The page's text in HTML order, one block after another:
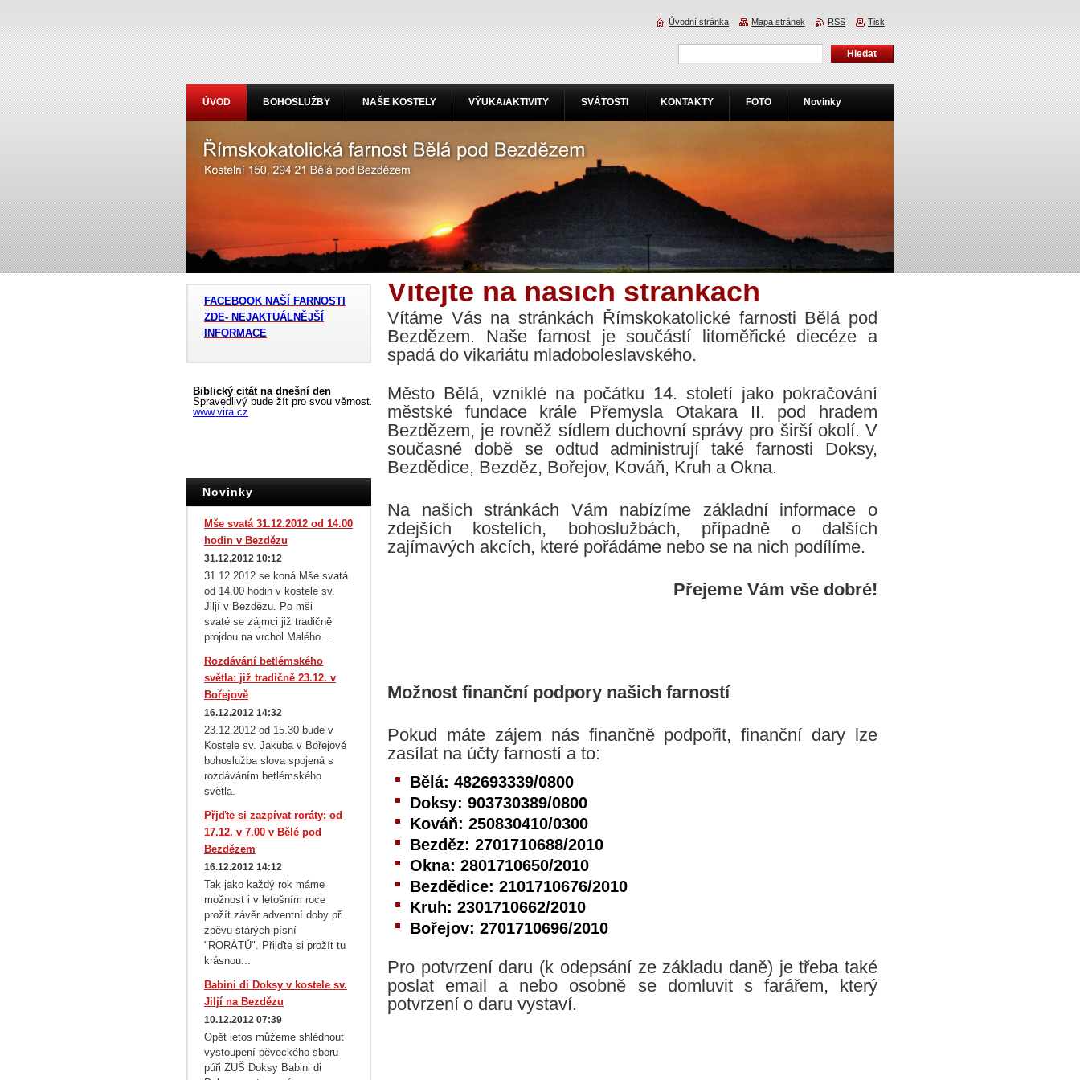
Vítejte na našich stránkách
Vítáme Vás na stránkách Římskokatolické farnosti Bělá pod
Bezdězem. Naše farnost je součástí litoměřické diecéze a
spadá do vikariátu mladoboleslavského.
Město Bělá, vzniklé na počátku 14. století jako pokračování
městské fundace krále Přemysla Otakara II. pod hradem
Bezdězem, je rovněž sídlem duchovní správy pro širší okolí. V
současné době se odtud administrují také farnosti Doksy,
Bezdědice, Bezděz, Bořejov, Kováň, Kruh a Okna.
Na našich stránkách Vám nabízíme základní informace o
zdejších kostelích, bohoslužbách, případně o dalších
zajímavých akcích, které pořádáme nebo se na nich podílíme.
Přejeme Vám vše dobré!
Možnost finanční podpory našich farností
Pokud máte zájem nás finančně podpořit, finanční dary lze
zasílat na účty farností a to:
Bělá: 482693339/0800
Doksy: 903730389/0800
Kováň: 250830410/0300
Bezděz: 2701710688/2010
Okna: 2801710650/2010
Bezdědice: 2101710676/2010
Kruh: 2301710662/2010
Bořejov: 2701710696/2010
Pro potvrzení daru (k odepsání ze základu daně) je třeba také
poslat email a nebo osobně se domluvit s farářem, který
potvrzení o daru vystaví.
FACEBOOK NAŠÍ FARNOSTI
ZDE- NEJAKTUÁLNĚJŠÍ
INFORMACE
Novinky
Mše svatá 31.12.2012 od 14.00
hodin v Bezdězu
31.12.2012 10:12
31.12.2012 se koná Mše svatá
od 14.00 hodin v kostele sv.
Jiljí v Bezdězu. Po mši
svaté se zájmci již tradičně
projdou na vrchol Malého...
Rozdávání betlémského
světla: již tradičně 23.12. v
Bořejově
16.12.2012 14:32
23.12.2012 od 15.30 bude v
Kostele sv. Jakuba v Bořejové
bohoslužba slova spojená s
rozdáváním betlémského
světla.
Přjďte si zazpívat roráty: od
17.12. v 7.00 v Bělé pod
Bezdězem
16.12.2012 14:12
Tak jako každý rok máme
možnost i v letošním roce
prožít závěr adventní doby při
zpěvu starých písní
"RORÁTŮ". Přijďte si prožít tu
krásnou...
Babini di Doksy v kostele sv.
Jiljí na Bezdězu
10.12.2012 07:39
Opět letos můžeme shlédnout
vystoupení pěveckého sboru
púři ZUŠ Doksy Babini di
ÚVOD BOHOSLUŽBY NAŠE KOSTELY VÝUKA/AKTIVITY SVÁTOSTI KONTAKTY FOTO Novinky
Úvodní stránka Mapa stránek RSS Tisk